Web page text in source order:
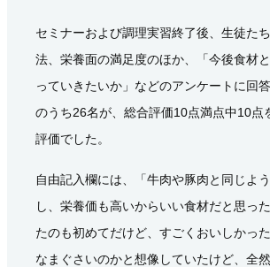
セミナーおよび調理実習終了後、生徒た
法、栄養面の満足度のほか、「今後食材
っていきたいか」などのアンケートに回
のうち26名が、総合評価10点満点中10点
評価でした。
自由記入欄には、「牛肉や豚肉と同じよ
し、栄養価も高いからいい食材だと思っ
たのも初めてだけど、すごくおいしかっ
なまぐさいのかと想像していたけど、全